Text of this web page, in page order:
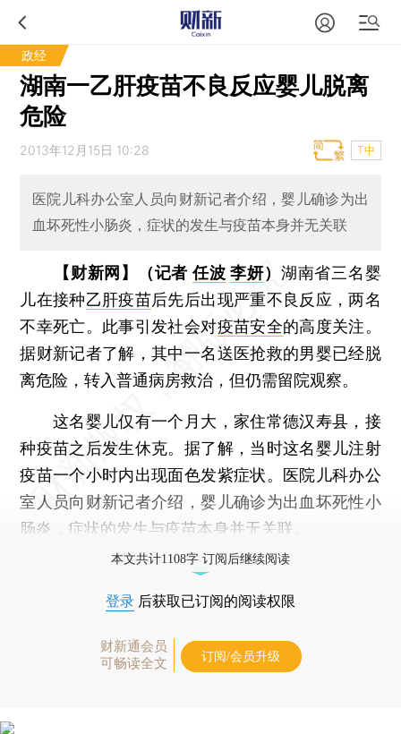
政经
湖南一乙肝疫苗不良反应婴儿脱离
危险
2013年12月15日 10:28 T中
医院儿科办公室人员向财新记者介绍，婴儿确诊为出
血坏死性小肠炎，症状的发生与疫苗本身并无关联
【财新网】（记者任波 李妍） 湖南省三名婴
儿在接种乙肝疫苗后先后出现严重不良反应，两名
不幸死亡。此事引发社会对疫苗安全的高度关注。
据财新记者了解，其中一名送医抢救的男婴已经脱
离危险，转入普通病房救治，但仍需留院观察。
这名婴儿仅有一个月大，家住常德汉寿县，接
种疫苗之后发生休克。据了解，当时这名婴儿注射
疫苗一个小时内出现面色发紫症状。医院儿科办公
室人员向财新记者介绍，婴儿确诊为出血坏死性小
肠炎，症状的发生与疫苗本身并无关联。
本文共计1108字 订阅后继续阅读
登录 后获取已订阅的阅读权限
财新通会员
可畅读全文
订阅/会员升级